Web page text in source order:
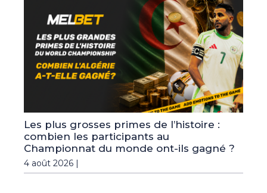
Les plus grosses primes de l’histoire :
combien les participants au
Championnat du monde ont-ils gagné ?
4 août 2026 |